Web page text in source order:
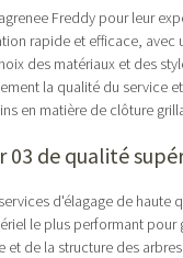
Freddy pour leur
rapide et efficace,
des matériaux et des
la qualité du service
en matière de clôture
03 de qualité
d'élagage de haute
le plus performant
de la structure des